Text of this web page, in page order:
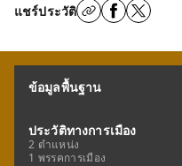
แชร์ประวัติ
ข้อมูลพื้นฐาน
ประวัติทางการเมือง
2 ตำแหน่ง
1 พรรคการเมือง